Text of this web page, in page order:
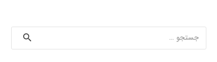
برای: